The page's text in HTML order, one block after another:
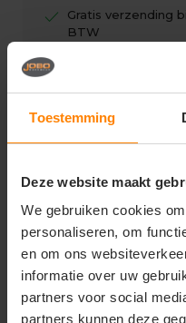
Toestemming
Deze website maakt
We gebruiken cookies
personaliseren, om
en om ons
informatie over uw
partners voor social
partners kunnen deze
check
Gratis verzending
BTW
check
check
Vragen? Neem
met onze
call +31(0)418 511 972
mail